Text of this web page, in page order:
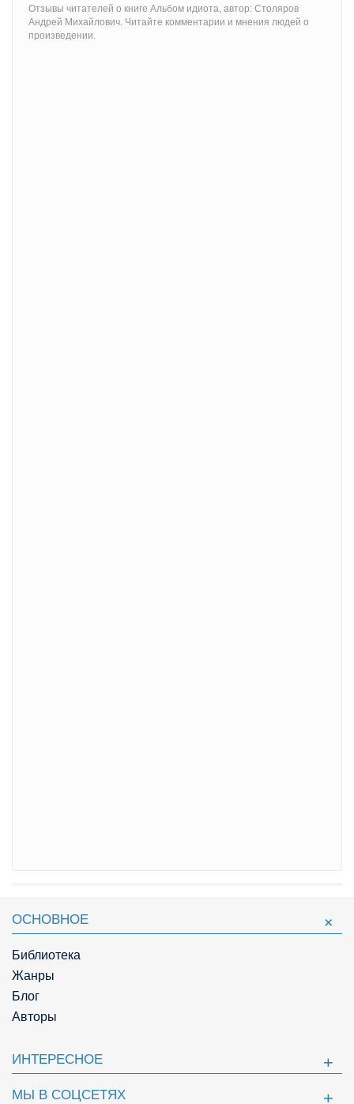
Отзывы читателей о книге Альбом идиота, автор: Столяров
Андрей Михайлович. Читайте комментарии и мнения людей о
произведении.
ОСНОВНОЕ
Библиотека
Жанры
Блог
Авторы
ИНТЕРЕСНОЕ
МЫ В СОЦСЕТЯХ